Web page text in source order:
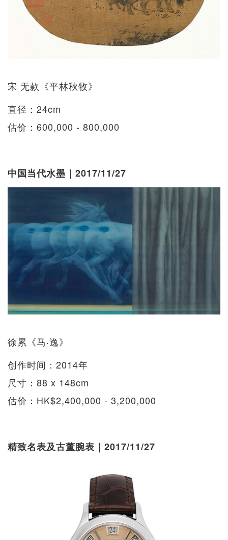
宋 无款《平林秋牧》
直径：24cm
估价：600,000 - 800,000
中国当代水墨｜2017/11/27
徐累《马‧逸》
创作时间：2014年
尺寸：88 x 148cm
估价：HK$2,400,000 - 3,200,000
精致名表及古董腕表｜2017/11/27